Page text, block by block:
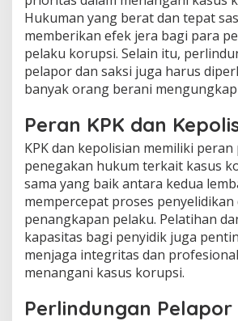
Hukuman yang berat dan tepat
memberikan efek jera bagi para
pelaku korupsi. Selain itu,
pelapor dan saksi juga harus
banyak orang berani
Peran KPK dan
KPK dan kepolisian memiliki
penegakan hukum terkait kasus
sama yang baik antara kedua
mempercepat proses penyelidikan
penangkapan pelaku. Pelatihan
kapasitas bagi penyidik juga
menjaga integritas dan
menangani kasus korupsi.
Perlindungan Pelapor